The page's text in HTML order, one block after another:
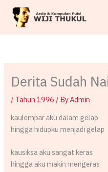
content
Derita Sudah
/ Tahun 1996 / ByAdmin
kaulempar aku dalam gelap
hingga hidupku menjadi gelap
kausiksa aku sangat keras
hingga aku makin mengeras